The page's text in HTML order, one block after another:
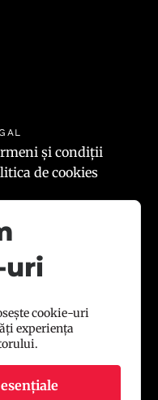
și condiții
de cookies
BRD GROUPE SOCIÉTÉ
uri
cookie-uri
experiența